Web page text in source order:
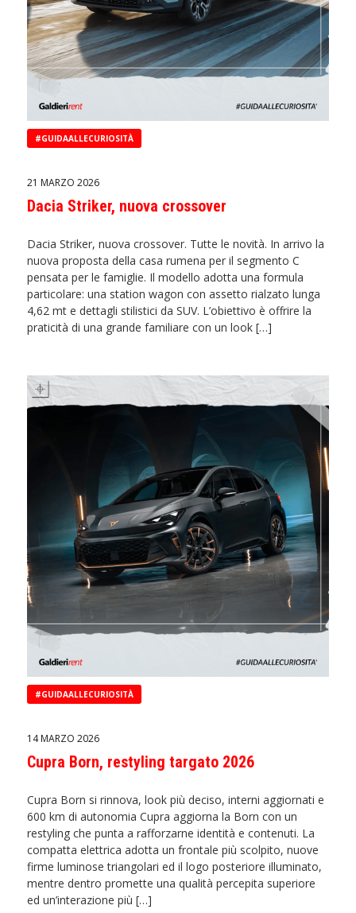
#GUIDAALLECURIOSITÀ
21 MARZO 2026
Dacia Striker, nuova crossover
Dacia Striker, nuova crossover. Tutte le novità. In arrivo la
nuova proposta della casa rumena per il segmento C
pensata per le famiglie. Il modello adotta una formula
particolare: una station wagon con assetto rialzato lunga
4,62 mt e dettagli stilistici da SUV. L’obiettivo è offrire la
praticità di una grande familiare con un look […]
#GUIDAALLECURIOSITÀ
14 MARZO 2026
Cupra Born, restyling targato 2026
Cupra Born si rinnova, look più deciso, interni aggiornati e
600 km di autonomia Cupra aggiorna la Born con un
restyling che punta a rafforzarne identità e contenuti. La
compatta elettrica adotta un frontale più scolpito, nuove
firme luminose triangolari ed il logo posteriore illuminato,
mentre dentro promette una qualità percepita superiore
ed un’interazione più […]